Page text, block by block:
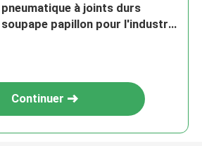
pneumatique à joints durs
soupape papillon pour l'industrie
Continuer